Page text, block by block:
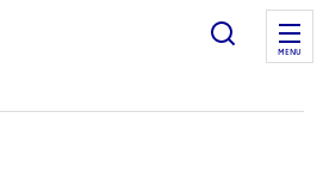
Ouvrir
MENU